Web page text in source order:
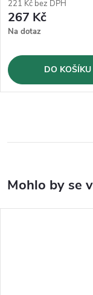
221 Kč bez DPH
267 Kč
Na dotaz
DO KOŠÍKU